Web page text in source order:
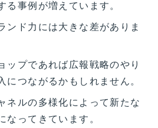
事例が増えています。
ンド力には大きな差がありま
ップであれば広報戦略のやり
つながるかもしれません。
ネルの多様化によって新たな
ってきています。